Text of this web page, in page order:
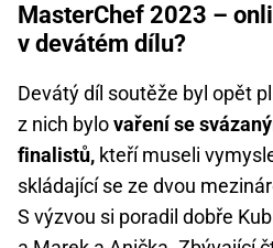
MasterChef 2023 –
v devátém dílu?
Devátý díl soutěže byl opět
z nich bylovaření se
finalistů, kteří museli
skládající se ze dvou
S výzvou si poradil dobře